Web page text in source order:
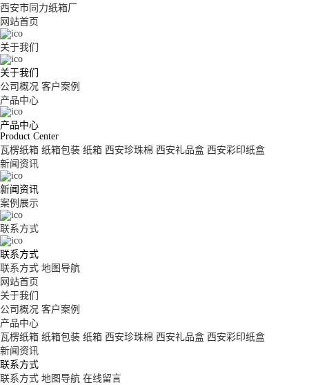
西安市同力纸箱厂
网站首页
关于我们
关于我们
公司概况 客户案例
产品中心
产品中心
Product Center
瓦楞纸箱 纸箱包装 纸箱 西安珍珠棉 西安礼品盒 西安彩印纸盒
新闻资讯
新闻资讯
案例展示
联系方式
联系方式
联系方式 地图导航
网站首页
关于我们
公司概况 客户案例
产品中心
瓦楞纸箱 纸箱包装 纸箱 西安珍珠棉 西安礼品盒 西安彩印纸盒
新闻资讯
联系方式
联系方式 地图导航 在线留言